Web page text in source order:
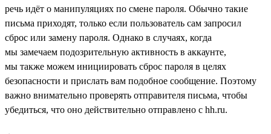
речь идёт о манипуляциях по смене пароля. Обычно такие
письма приходят, только если пользователь сам запросил
сброс или замену пароля. Однако в случаях, когда
мы замечаем подозрительную активность в аккаунте,
мы также можем инициировать сброс пароля в целях
безопасности и прислать вам подобное сообщение. Поэтому
важно внимательно проверять отправителя письма, чтобы
убедиться, что оно действительно отправлено с hh.ru.